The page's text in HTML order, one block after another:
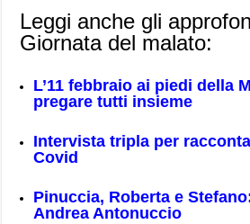
Leggi anche gli
Giornata del malato:
L’11 febbraio ai piedi della
pregare tutti insieme
Intervista tripla per
Covid
Pinuccia, Roberta e
Andrea Antonuccio